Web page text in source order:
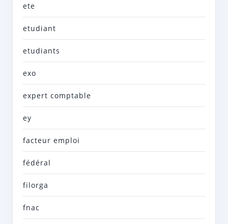
ete
etudiant
etudiants
exo
expert comptable
ey
facteur emploi
fédéral
filorga
fnac